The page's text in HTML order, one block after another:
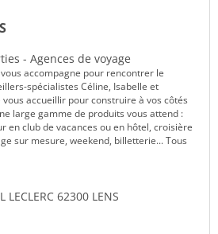
- Agences de voyage
accompagne pour rencontrer le
spécialistes Céline, Isabelle et
accueillir pour construire à vos côtés
large gamme de produits vous attend :
en club de vacances ou en hôtel, croisière
sur mesure, weekend, billetterie... Tous
LECLERC 62300 LENS